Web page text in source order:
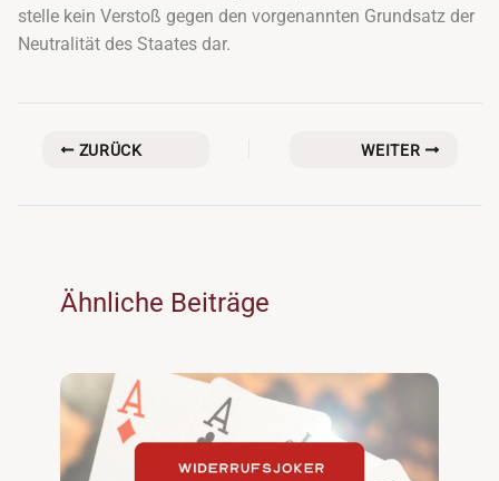
stelle kein Verstoß gegen den vorgenannten Grundsatz der
Neutralität des Staates dar.
ZURÜCK WEITER
Ähnliche Beiträge